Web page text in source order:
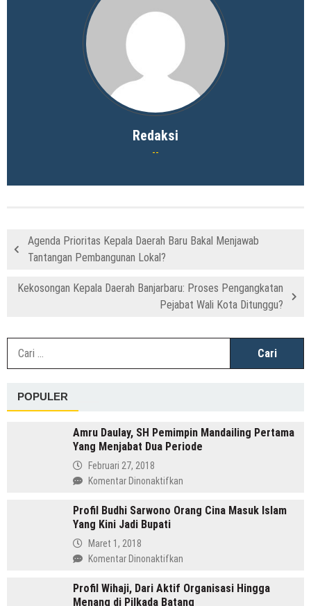
Redaksi
Agenda Prioritas Kepala Daerah Baru Bakal Menjawab
Tantangan Pembangunan Lokal?
Kekosongan Kepala Daerah Banjarbaru: Proses Pengangkatan
Pejabat Wali Kota Ditunggu?
POPULER
Amru Daulay, SH Pemimpin Mandailing Pertama
Yang Menjabat Dua Periode
Februari 27, 2018
Komentar Dinonaktifkan
Daulay,
Yang
Menjabat
Profil Budhi Sarwono Orang Cina Masuk Islam
Yang Kini Jadi Bupati
Maret 1, 2018
Komentar Dinonaktifkan
Budhi
Sarwono
Profil Wihaji, Dari Aktif Organisasi Hingga
Menang di Pilkada Batang